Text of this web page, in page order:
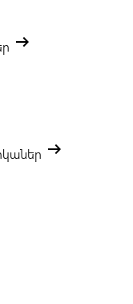
arrow_right_alt
arrow_right_alt